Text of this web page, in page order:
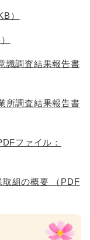
）
識調査結果報告書
所調査結果報告書
ファイル：
取組の概要 （PDF